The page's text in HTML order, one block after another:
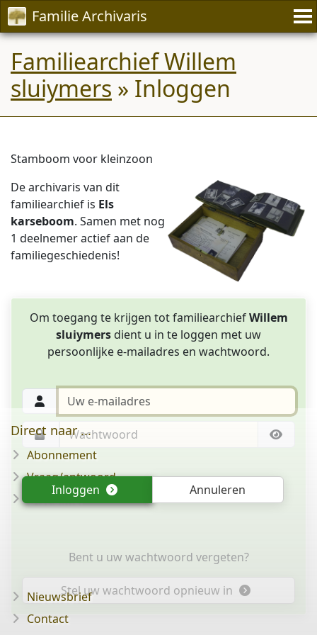
Familie Archivaris
Familiearchief Willem
sluiymers » Inloggen
Stamboom voor kleinzoon
De archivaris van dit
familiearchief is Els
karseboom. Samen met nog
1 deelnemer actief aan de
familiegeschiedenis!
Om toegang te krijgen tot familiearchiefWillem
sluiymers dient u in te loggen met uw
persoonlijke e-mailadres en wachtwoord.
Inloggen Annuleren
Bent u uw wachtwoord vergeten?
Stel uw wachtwoord opnieuw in
Direct naar ...
Abonnement
Vraag/antwoord
Disclaimer
Nieuwsbrief
Contact